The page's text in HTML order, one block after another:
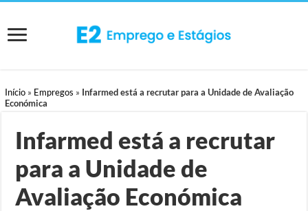
Início » Empregos » Infarmed está a recrutar para a Unidade de Avaliação
Económica
Infarmed está a recrutar
para a Unidade de
Avaliação Económica